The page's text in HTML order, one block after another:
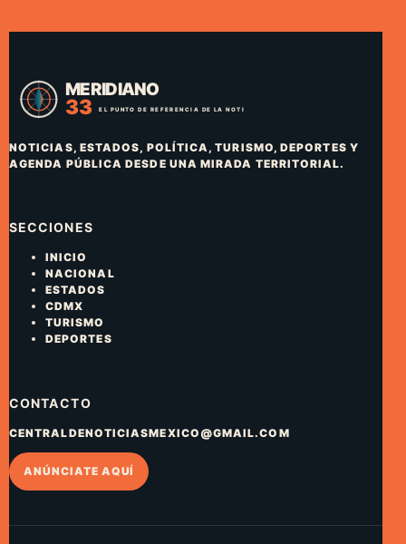
NOTICIAS, ESTADOS, POLÍTICA, TURISMO, DEPORTES Y
AGENDA PÚBLICA DESDE UNA MIRADA TERRITORIAL.
SECCIONES
INICIO
NACIONAL
ESTADOS
CDMX
TURISMO
DEPORTES
CONTACTO
CENTRALDENOTICIASMEXICO@GMAIL.COM
ANÚNCIATE AQUÍ